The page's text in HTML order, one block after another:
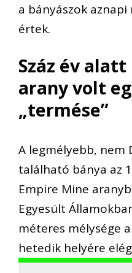
a bányászok
értek.
Száz év
aranyvolt
„termése”
A legmélyebb, nem
található bánya az
Empire Mine
Egyesült
méteres mélysége
hetedik helyére